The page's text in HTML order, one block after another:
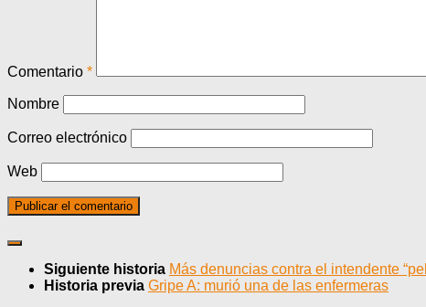
Comentario *
Nombre
Correo electrónico
Web
Siguiente historia Más denuncias contra el intendente
Historia previa Gripe A: murió una de las enfermeras